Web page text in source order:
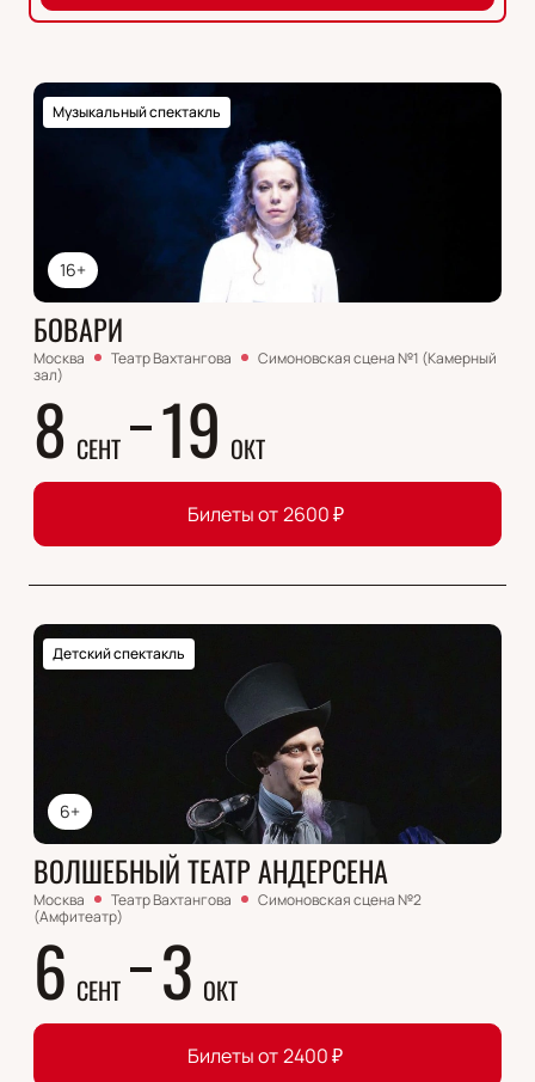
16+
Музыкальный спектакль
БОВАРИ
Москва Театр Вахтангова
Симоновская сцена №1 (Камерный
зал)
8 СЕНТ 19 ОКТ
Билеты от 2600₽
6+
Детский спектакль
ВОЛШЕБНЫЙ ТЕАТР АНДЕРСЕНА
Москва Театр Вахтангова
Симоновская сцена №2
(Амфитеатр)
6 СЕНТ 3 ОКТ
Билеты от2400₽